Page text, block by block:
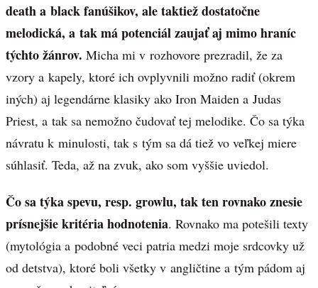
death a black fanúšikov, ale taktiež dostatočne
melodická, a tak má potenciál zaujať aj mimo hraníc
týchto žánrov. Micha mi v rozhovore prezradil, že za
vzory a kapely, ktoré ich ovplyvnili možno radiť (okrem
iných) aj legendárne klasiky ako Iron Maiden a Judas
Priest, a tak sa nemožno čudovať tej melodike. Čo sa týka
návratu k minulosti, tak s tým sa dá tiež vo veľkej miere
súhlasiť. Teda, až na zvuk, ako som vyššie uviedol.
Čo sa týka spevu, resp. growlu, tak ten rovnako znesie
prísnejšie kritéria hodnotenia. Rovnako ma potešili texty
(mytológia a podobné veci patria medzi moje srdcovky už
od detstva), ktoré boli všetky v angličtine a tým pádom aj